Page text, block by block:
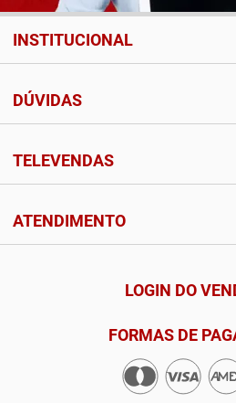
INSTITUCIONAL
DÚVIDAS
TELEVENDAS
ATENDIMENTO
LOGIN DO
FORMAS DE